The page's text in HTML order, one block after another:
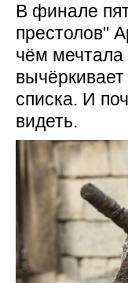
В финале
престолов"
чём
списка. И
видеть.